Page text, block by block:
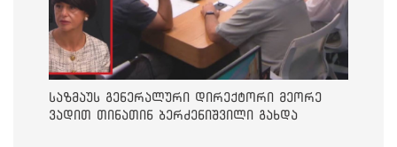
საზმაუს გენერალური დირექტორი მეორე
ვადით თინათინ ბერძენიშვილი გახდა